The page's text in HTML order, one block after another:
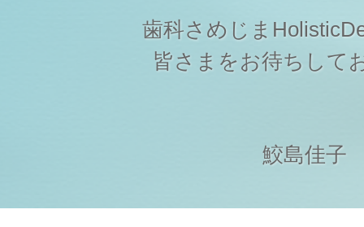
歯科さめじま
皆さまをお待ちして
鮫島佳子